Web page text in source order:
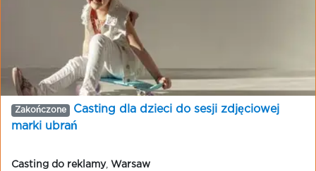
Zakończone
Casting dla dzieci do sesji zdjęciowej
marki ubrań
Casting do reklamy, Warsaw